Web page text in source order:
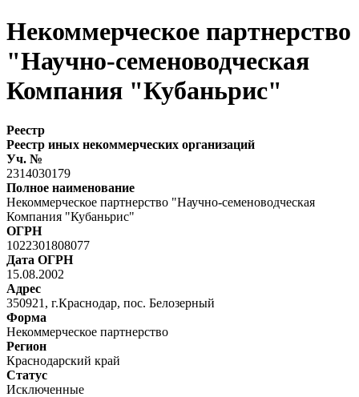
Некоммерческое партнерство
"Научно-семеноводческая
Компания "Кубаньрис"
Реестр
Реестр иных некоммерческих организаций
Уч. №
2314030179
Полное наименование
Некоммерческое партнерство "Научно-семеноводческая
Компания "Кубаньрис"
ОГРН
1022301808077
Дата ОГРН
15.08.2002
Адрес
350921, г.Краснодар, пос. Белозерный
Форма
Некоммерческое партнерство
Регион
Краснодарский край
Статус
Исключенные